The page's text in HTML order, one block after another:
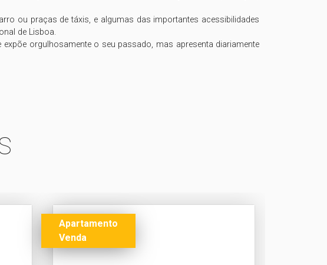
ou praças de táxis, e algumas das importantes acessibilidades
de Lisboa.
orgulhosamente o seu passado, mas apresenta diariamente
Apartamento
Venda